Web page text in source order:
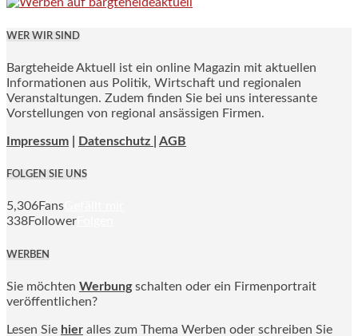
WER WIR SIND
Bargteheide Aktuell ist ein online Magazin mit aktuellen
Informationen aus Politik, Wirtschaft und regionalen
Veranstaltungen. Zudem finden Sie bei uns interessante
Vorstellungen von regional ansässigen Firmen.
Impressum Datenschutz | AGB
FOLGEN SIE UNS
5,306Fans
338Follower
WERBEN
Sie möchten Werbung schalten oder ein Firmenportrait
veröffentlichen?
Lesen Sie hier alles zum Thema Werben oder schreiben Sie